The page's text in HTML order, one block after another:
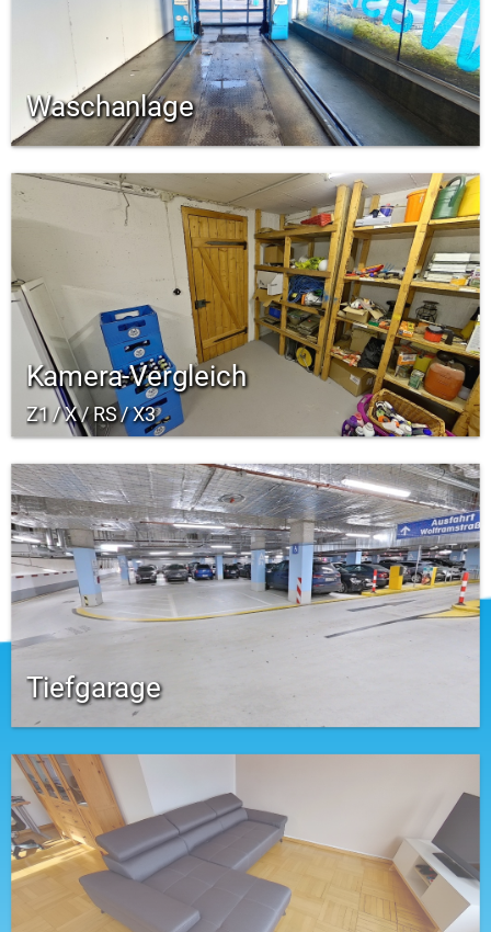
Waschanlage
Kamera-Vergleich
Z1 / X / RS / X3
Tiefgarage